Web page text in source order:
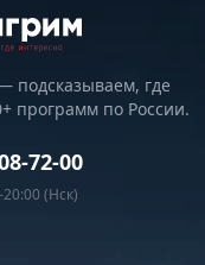
подсказываем, где
программ по России.
72-00
(Нск)